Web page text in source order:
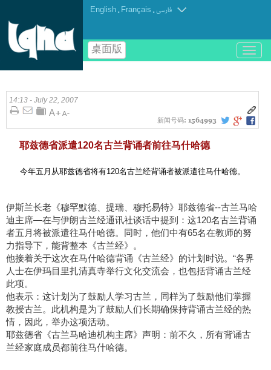
English . Français .فارسی
桌面版
باز
و
کردن
14:13 - July 22, 2007
新闻号码: 1564993
耶兹德省派遣120名古兰背诵者前往马什哈德
今年五月从耶兹德省将有120名古兰经背诵者被派遣往马什哈德。
伊斯兰长老《穆罕默德、提瑞、穆托易特》耶兹德省--古兰马哈
迪主席—在与伊朗古兰经通讯社谈话中提到：这120名古兰背诵
者五月将被派遣往马什哈德。同时，他们中有65名在教师的努
力指导下，能背整本《古兰经》。
他接着关于这次在马什哈德背诵《古兰经》的计划时说。“各界
人士在伊玛目里扎清真寺举行文化交流会，也包括背诵古兰经
此项。
他表示：这计划为了鼓励人学习古兰，同样为了鼓励他们掌握
教授古兰。此机构是为了鼓励人们长期确保持背诵古兰经的热
情，因此，举办这项活动。
耶兹德省《古兰马哈迪机构主席》声明：前不久，所有背诵古
兰经家庭成员都前往马什哈德。